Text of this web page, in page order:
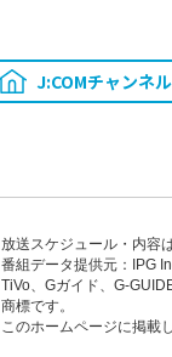
J:COMチャンネ
放送スケジュール・内容
番組データ提供元：IPG
TiVo、Gガイド、G-
商標です。
このホームページに掲載